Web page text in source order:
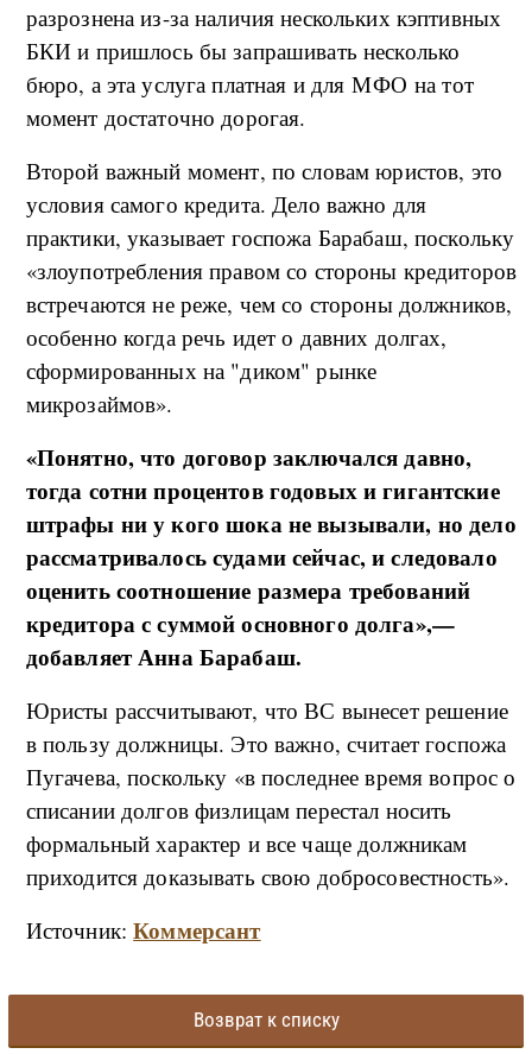
разрознена из-за наличия нескольких кэптивных
БКИ и пришлось бы запрашивать несколько
бюро, а эта услуга платная и для МФО на тот
момент достаточно дорогая.
Второй важный момент, по словам юристов, это
условия самого кредита. Дело важно для
практики, указывает госпожа Барабаш, поскольку
«злоупотребления правом со стороны кредиторов
встречаются не реже, чем со стороны должников,
особенно когда речь идет о давних долгах,
сформированных на "диком" рынке
микрозаймов».
«Понятно, что договор заключался давно,
тогда сотни процентов годовых и гигантские
штрафы ни у кого шока не вызывали, но дело
рассматривалось судами сейчас, и следовало
оценить соотношение размера требований
кредитора с суммой основного долга»,—
добавляет Анна Барабаш.
Юристы рассчитывают, что ВС вынесет решение
в пользу должницы. Это важно, считает госпожа
Пугачева, поскольку «в последнее время вопрос о
списании долгов физлицам перестал носить
формальный характер и все чаще должникам
приходится доказывать свою добросовестность».
Источник:Коммерсант
Возврат к списку